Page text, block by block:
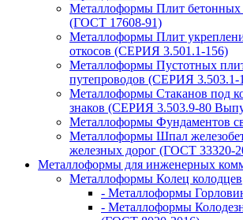
Металлоформы Плит бетонных
(ГОСТ 17608-91)
Металлоформы Плит
откосов (СЕРИЯ 3.501.1-156)
Металлоформы Пустотных
путепроводов (СЕРИЯ 3.503.1-
Металлоформы Стаканов под
знаков (СЕРИЯ 3.503.9-80
Металлоформы Фундаментов
Металлоформы Шпал
железных дорог (ГОСТ 33320-
Металлоформы для инженерных
Металлоформы Колец колодцев
- Металлоформы
- Металлоформы